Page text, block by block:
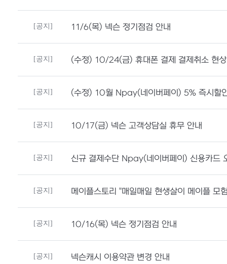
[공지] 11/6(목) 넥슨 정기점검 안내
[공지] (수정) 10/24(금) 휴대폰 결제 결제취소 현
[공지] (수정) 10월 Npay(네이버페이) 5% 즉시할
[공지] 10/17(금) 넥슨 고객상담실 휴무 안내
[공지] 신규 결제수단 Npay(네이버페이) 신용카드
[공지] 메이플스토리 "매일매일 현생살이 메이플 모
[공지] 10/16(목) 넥슨 정기점검 안내
[공지] 넥슨캐시 이용약관 변경 안내